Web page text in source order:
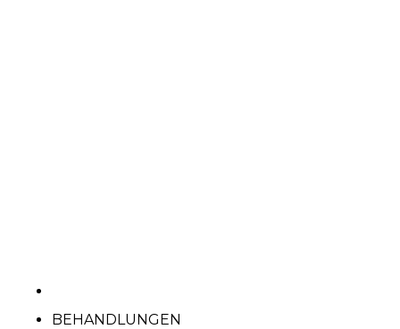
BEHANDLUNGEN